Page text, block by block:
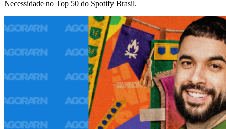
Necessidade no Top 50 do Spotify Brasil.